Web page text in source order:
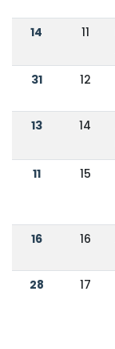
14 11
31 12
13 14
11 15
16 16
28 17